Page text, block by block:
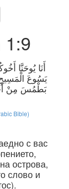
1:9
أَنَا يُوحَنَّا
يَسُوعَ
بَطْمُسَ مِنْ
Bible)
с вас
острова,
слово и